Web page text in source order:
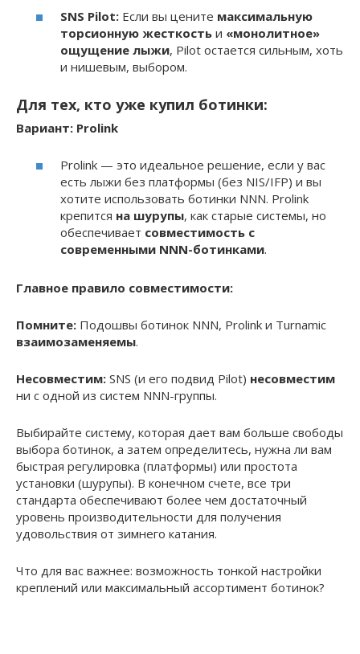
SNS Pilot: Если вы цените максимальную
торсионную жесткость и «монолитное»
ощущение лыжи, Pilot остается сильным, хоть
и нишевым, выбором.
Для тех, кто уже купил ботинки:
Вариант: Prolink
Prolink — это идеальное решение, если у вас
есть лыжи без платформы (без NIS/IFP) и вы
хотите использовать ботинки NNN. Prolink
крепится на шурупы, как старые системы, но
обеспечивает совместимость с
современными NNN-ботинками.
Главное правило совместимости:
Помните: Подошвы ботинок NNN, Prolink и Turnamic
взаимозаменяемы.
Несовместим: SNS (и его подвид Pilot) несовместим
ни с одной из систем NNN-группы.
Выбирайте систему, которая дает вам больше свободы
выбора ботинок, а затем определитесь, нужна ли вам
быстрая регулировка (платформы) или простота
установки (шурупы). В конечном счете, все три
стандарта обеспечивают более чем достаточный
уровень производительности для получения
удовольствия от зимнего катания.
Что для вас важнее: возможность тонкой настройки
креплений или максимальный ассортимент ботинок?